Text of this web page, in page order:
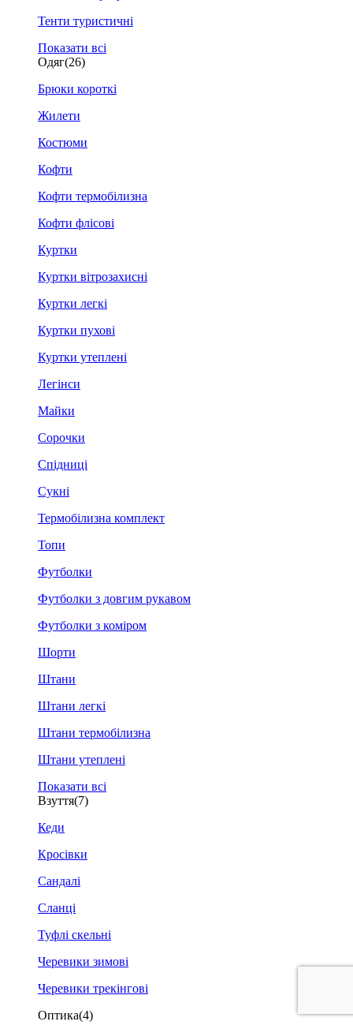
Тенти туристичні
Показати всі
Одяг(26)
Брюки короткі
Жилети
Костюми
Кофти
Кофти термобілизна
Кофти флісові
Куртки
Куртки вітрозахисні
Куртки легкі
Куртки пухові
Куртки утеплені
Легінси
Майки
Сорочки
Спідниці
Сукні
Термобілизна комплект
Топи
Футболки
Футболки з довгим рукавом
Футболки з коміром
Шорти
Штани
Штани легкі
Штани термобілизна
Штани утеплені
Показати всі
Взуття(7)
Кеди
Кросівки
Сандалі
Сланці
Туфлі скельні
Черевики зимові
Черевики трекінгові
Оптика(4)